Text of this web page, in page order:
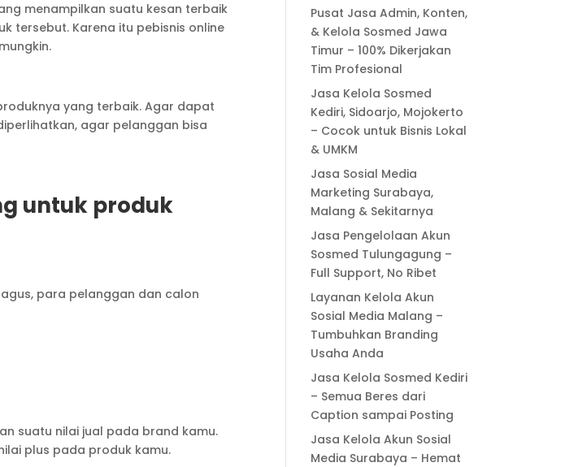
menampilkan suatu kesan terbaik
tersebut. Karena itu pebisnis online
yang terbaik. Agar dapat
agar pelanggan bisa
untuk produk
para pelanggan dan calon
suatu nilai jual pada brand kamu.
plus pada produk kamu.
Pusat Jasa Admin, Konten,
& Kelola Sosmed Jawa
Timur – 100% Dikerjakan
Tim Profesional
Jasa Kelola Sosmed
Kediri, Sidoarjo, Mojokerto
– Cocok untuk Bisnis Lokal
& UMKM
Jasa Sosial Media
Marketing Surabaya,
Malang & Sekitarnya
Jasa Pengelolaan Akun
Sosmed Tulungagung –
Full Support, No Ribet
Layanan Kelola Akun
Sosial Media Malang –
Tumbuhkan Branding
Usaha Anda
Jasa Kelola Sosmed Kediri
– Semua Beres dari
Caption sampai Posting
Jasa Kelola Akun Sosial
Media Surabaya – Hemat